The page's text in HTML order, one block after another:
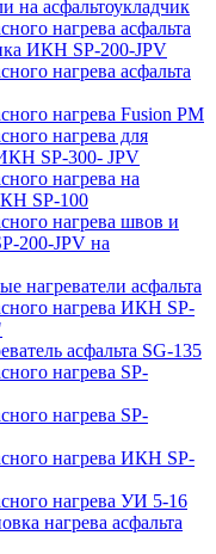
на асфальтоукладчик
нагрева асфальта
ИКН SP-200-JPV
нагрева асфальта
нагрева Fusion PM
нагрева для
SP-300- JPV
нагрева на
SP-100
нагрева швов и
200-JPV на
нагреватели асфальта
нагрева ИКН SP-
асфальта SG-135
нагрева SP-
нагрева SP-
нагрева ИКН SP-
нагрева УИ 5-16
нагрева асфальта